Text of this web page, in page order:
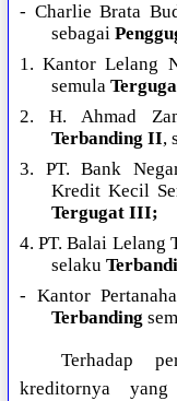
- Charlie Brata
sebagai
1. Kantor Lelang
semula
2. H. Ahmad
Terbanding II,
3. PT. Bank
Kredit Kecil
Tergugat III;
4. PT. Balai Lelang
selaku
- Kantor
Terbanding
Terhadap
kreditornya